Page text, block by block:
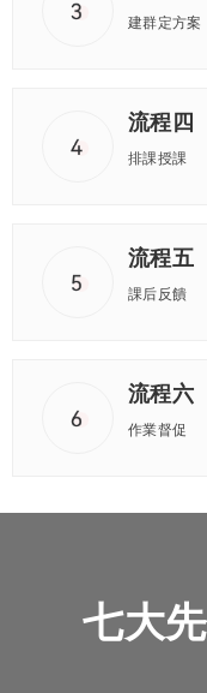
建群定方案
流程四
排課授課
流程五
課后反饋
流程六
作業督促
七大